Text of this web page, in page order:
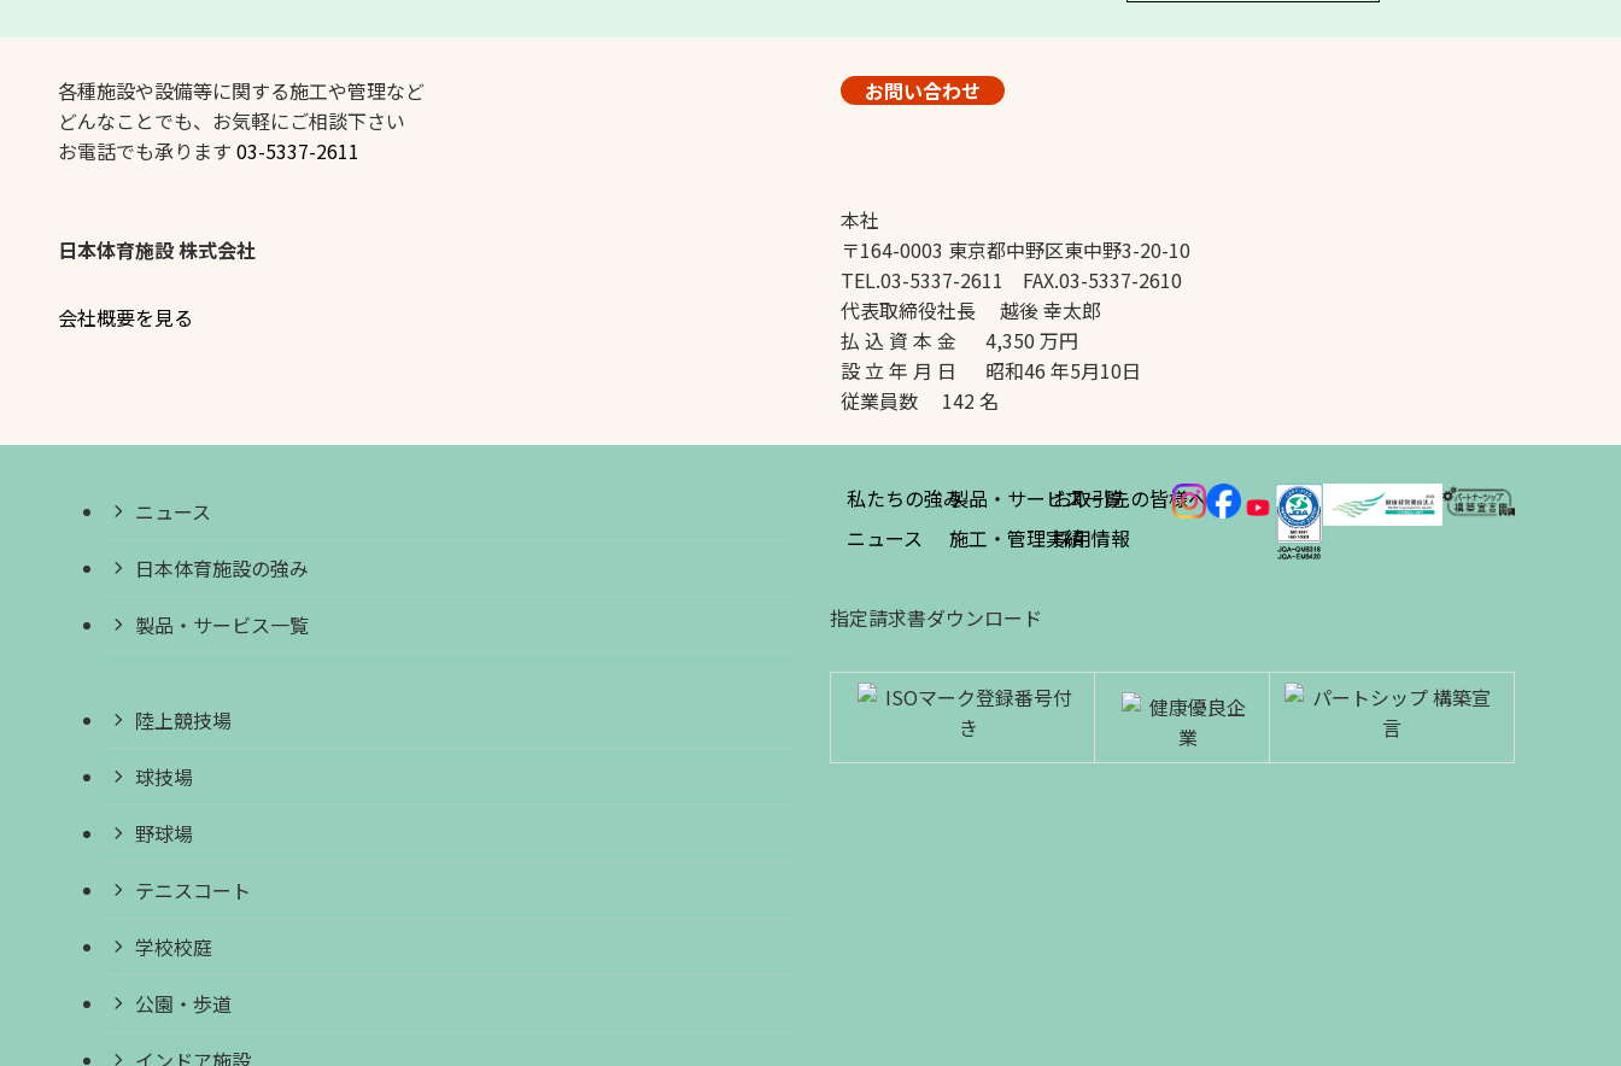
各種施設や設備等に関する施工や管理など
どんなことでも、お気軽にご相談下さい
お電話でも承ります 03-5337-2611
お問い合わせ
日本体育施設 株式会社
会社概要を見る
本社
〒164-0003 東京都中野区東中野3-20-10
TEL.03-5337-2611 FAX.03-5337-2610
代表取締役社長 越後 幸太郎
払 込 資 本 金 4,350 万円
設 立 年 月 日 昭和46 年5月10日
従業員数 142 名
ニュース
日本体育施設の強み
製品・サービス一覧
陸上競技場
球技場
野球場
テニスコート
学校校庭
公園・歩道
インドア施設
私たちの強み
ニュース
製品・サービス一覧
施工・管理実績
お取引先の皆様へ
採用情報
指定請求書ダウンロード